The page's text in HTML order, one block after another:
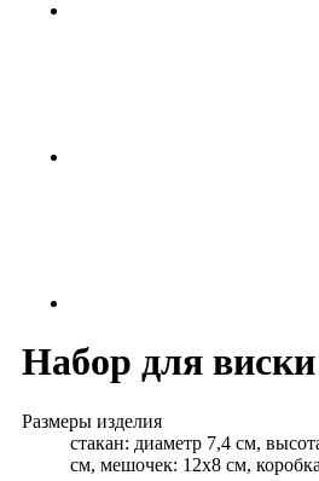
Набор для
Размеры изделия
стакан: диаметр 7,4 см,
см, мешочек: 12х8 см,